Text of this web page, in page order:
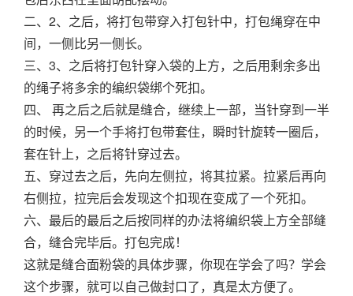
二、2、之后，将打包带穿入打包针中，打包绳穿在中
间，一侧比另一侧长。
三、3、之后将打包针穿入袋的上方，之后用剩余多出
的绳子将多余的编织袋绑个死扣。
四、 再之后之后就是缝合，继续上一部，当针穿到一半
的时候，另一个手将打包带套住，瞬时针旋转一圈后，
套在针上，之后将针穿过去。
五、穿过去之后，先向左侧拉，将其拉紧。拉紧后再向
右侧拉，拉完后会发现这个扣现在变成了一个死扣。
六、最后的最后之后按同样的办法将编织袋上方全部缝
合，缝合完毕后。打包完成！
这就是缝合面粉袋的具体步骤，你现在学会了吗？学会
这个步骤，就可以自己做封口了，真是太方便了。